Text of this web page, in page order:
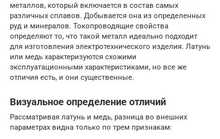
металлов, который включается в состав самых
различных сплавов. Добывается она из определенных
руд и минералов. Токопроводящие свойства
определяют то, что такой металл идеально подходит
для изготовления электротехнического изделия. Латунь
или медь характеризуются схожими
эксплуатационными характеристиками, но все же
отличия есть, и они существенные.
Визуальное определение отличий
Рассматривая латунь и медь, разница во внешних
параметрах видна только по трем признакам: